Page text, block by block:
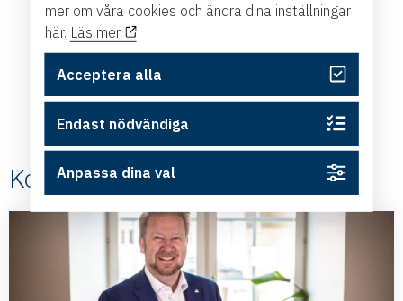
Kontakt
mer om våra cookies och ändra dina inställningar
här. Läs mer
Acceptera alla
Endast nödvändiga
Anpassa dina val